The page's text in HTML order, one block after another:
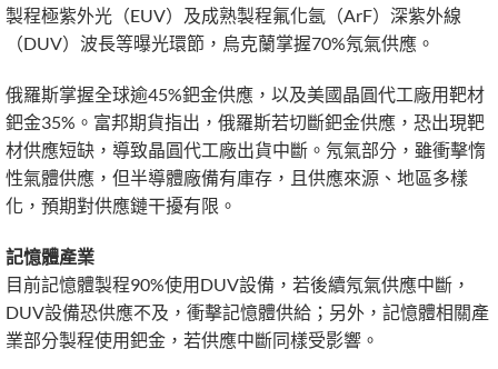
製程極紫外光（EUV）及成熟製程氟化氬（ArF）深紫外線
（DUV）波長等曝光環節，烏克蘭掌握70%氖氣供應。
俄羅斯掌握全球逾45%鈀金供應，以及美國晶圓代工廠用靶材
鈀金35%。富邦期貨指出，俄羅斯若切斷鈀金供應，恐出現靶
材供應短缺，導致晶圓代工廠出貨中斷。氖氣部分，雖衝擊惰
性氣體供應，但半導體廠備有庫存，且供應來源、地區多樣
化，預期對供應鏈干擾有限。
記憶體產業
目前記憶體製程90%使用DUV設備，若後續氖氣供應中斷，
DUV設備恐供應不及，衝擊記憶體供給；另外，記憶體相關產
業部分製程使用鈀金，若供應中斷同樣受影響。